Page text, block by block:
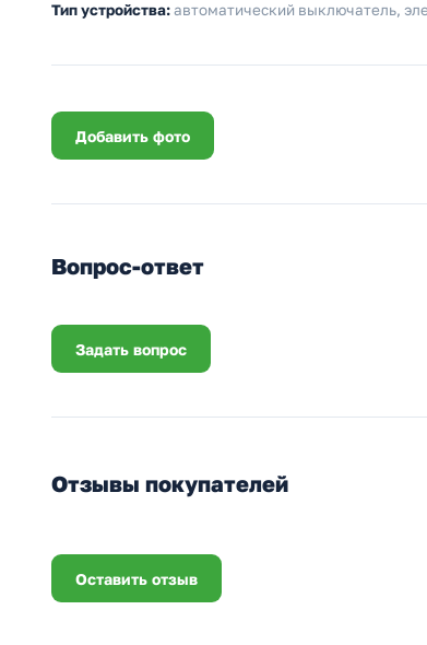
Тип устройства:автоматический выключатель,
Добавить фото
Вопрос-ответ
Задать вопрос
Отзывы покупателей
Оставить отзыв